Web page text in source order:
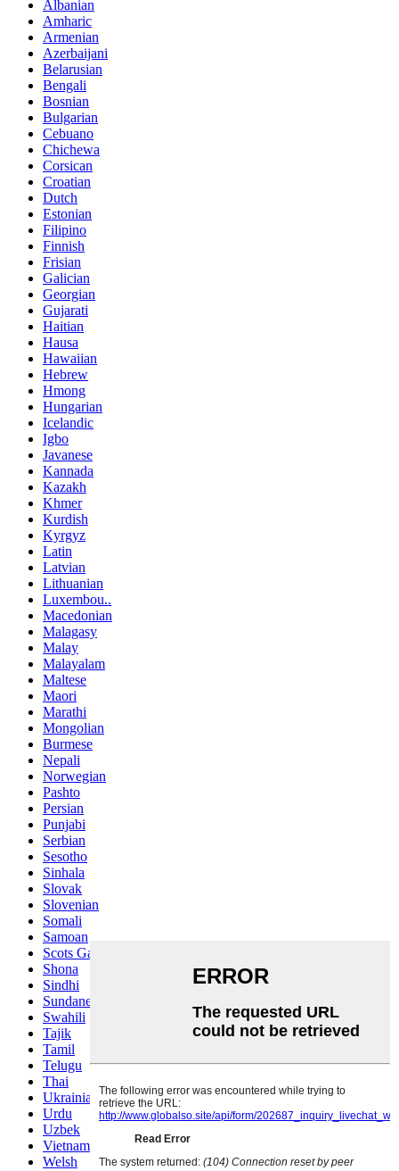
Albanian
Amharic
Armenian
Azerbaijani
Belarusian
Bengali
Bosnian
Bulgarian
Cebuano
Chichewa
Corsican
Croatian
Dutch
Estonian
Filipino
Finnish
Frisian
Galician
Georgian
Gujarati
Haitian
Hausa
Hawaiian
Hebrew
Hmong
Hungarian
Icelandic
Igbo
Javanese
Kannada
Kazakh
Khmer
Kurdish
Kyrgyz
Latin
Latvian
Lithuanian
Luxembou..
Macedonian
Malagasy
Malay
Malayalam
Maltese
Maori
Marathi
Mongolian
Burmese
Nepali
Norwegian
Pashto
Persian
Punjabi
Serbian
Sesotho
Sinhala
Slovak
Slovenian
Somali
Samoan
Scots Gaelic
Shona
Sindhi
Sundanese
Swahili
Tajik
Tamil
Telugu
Thai
Ukrainian
Urdu
Uzbek
Vietnamese
Welsh